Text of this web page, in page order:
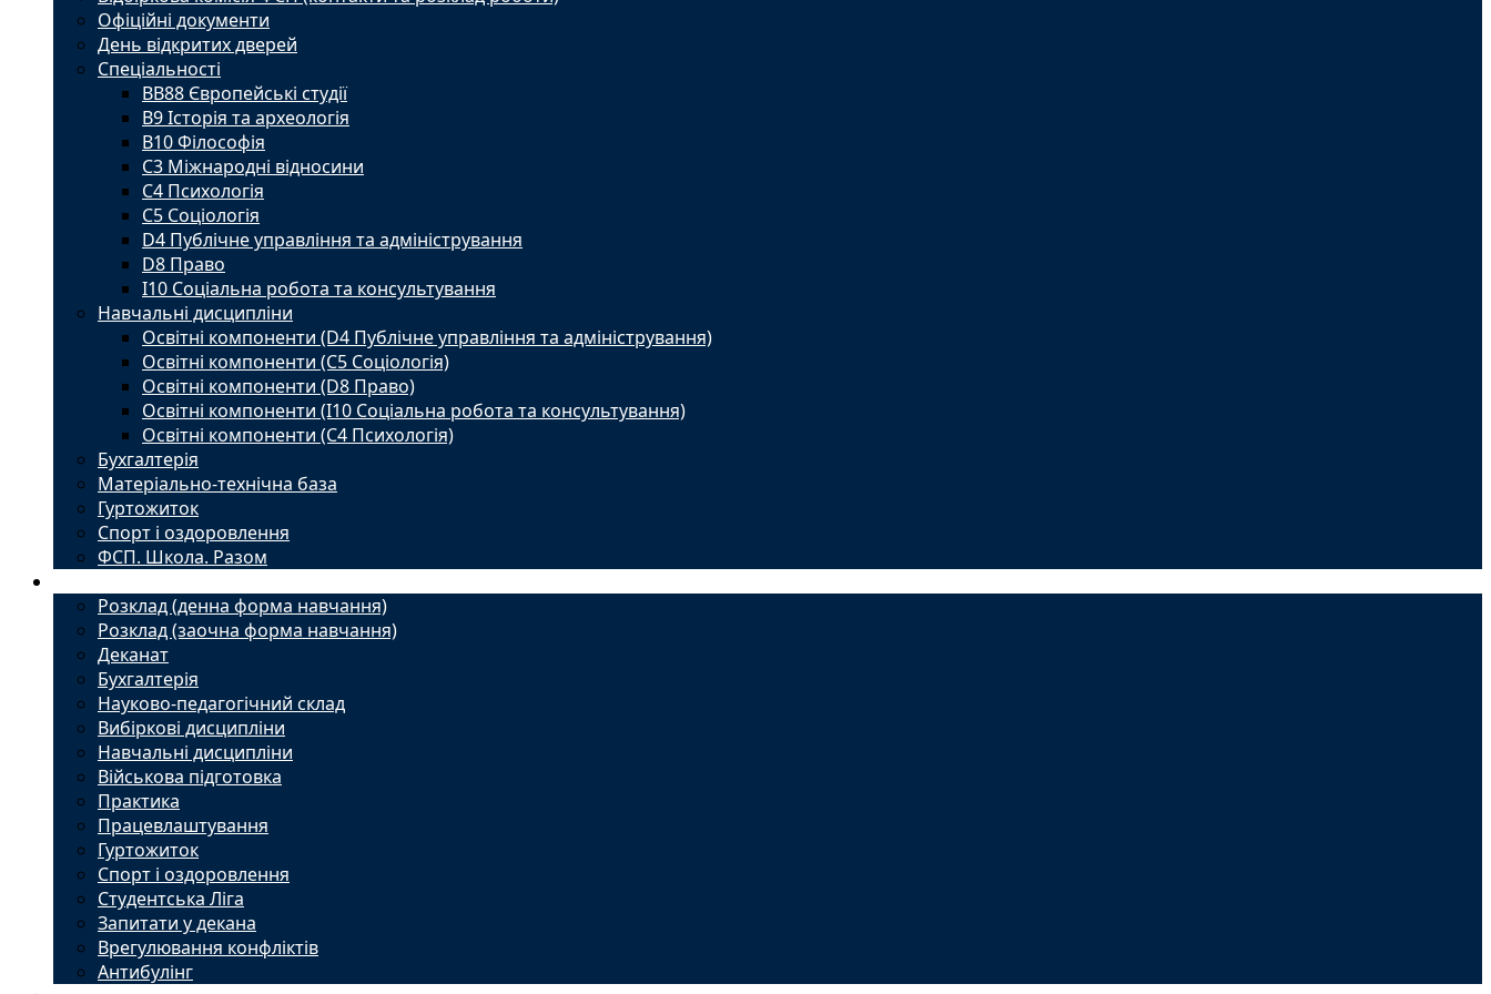
Офіційні документи
День відкритих дверей
Спеціальності
BВ88 Європейські студії
B9 Історія та археологія
B10 Філософія
C3 Міжнародні відносини
C4 Психологія
С5 Соціологія
D4 Публічне управління та адміністрування
D8 Право
I10 Соціальна робота та консультування
Навчальні дисципліни
Освітні компоненти (D4 Публічне управління та адміністрування)
Освітні компоненти (С5 Соціологія)
Освітні компоненти (D8 Право)
Освітні компоненти (I10 Соціальна робота та консультування)
Освітні компоненти (С4 Психологія)
Бухгалтерія
Матеріально-технічна база
Гуртожиток
Спорт і оздоровлення
ФСП. Школа. Разом
Розклад (денна форма навчання)
Розклад (заочна форма навчання)
Деканат
Бухгалтерія
Науково-педагогічний склад
Вибіркові дисципліни
Навчальні дисципліни
Військова підготовка
Практика
Працевлаштування
Гуртожиток
Спорт і оздоровлення
Студентська Ліга
Запитати у декана
Врегулювання конфліктів
Антибулінг